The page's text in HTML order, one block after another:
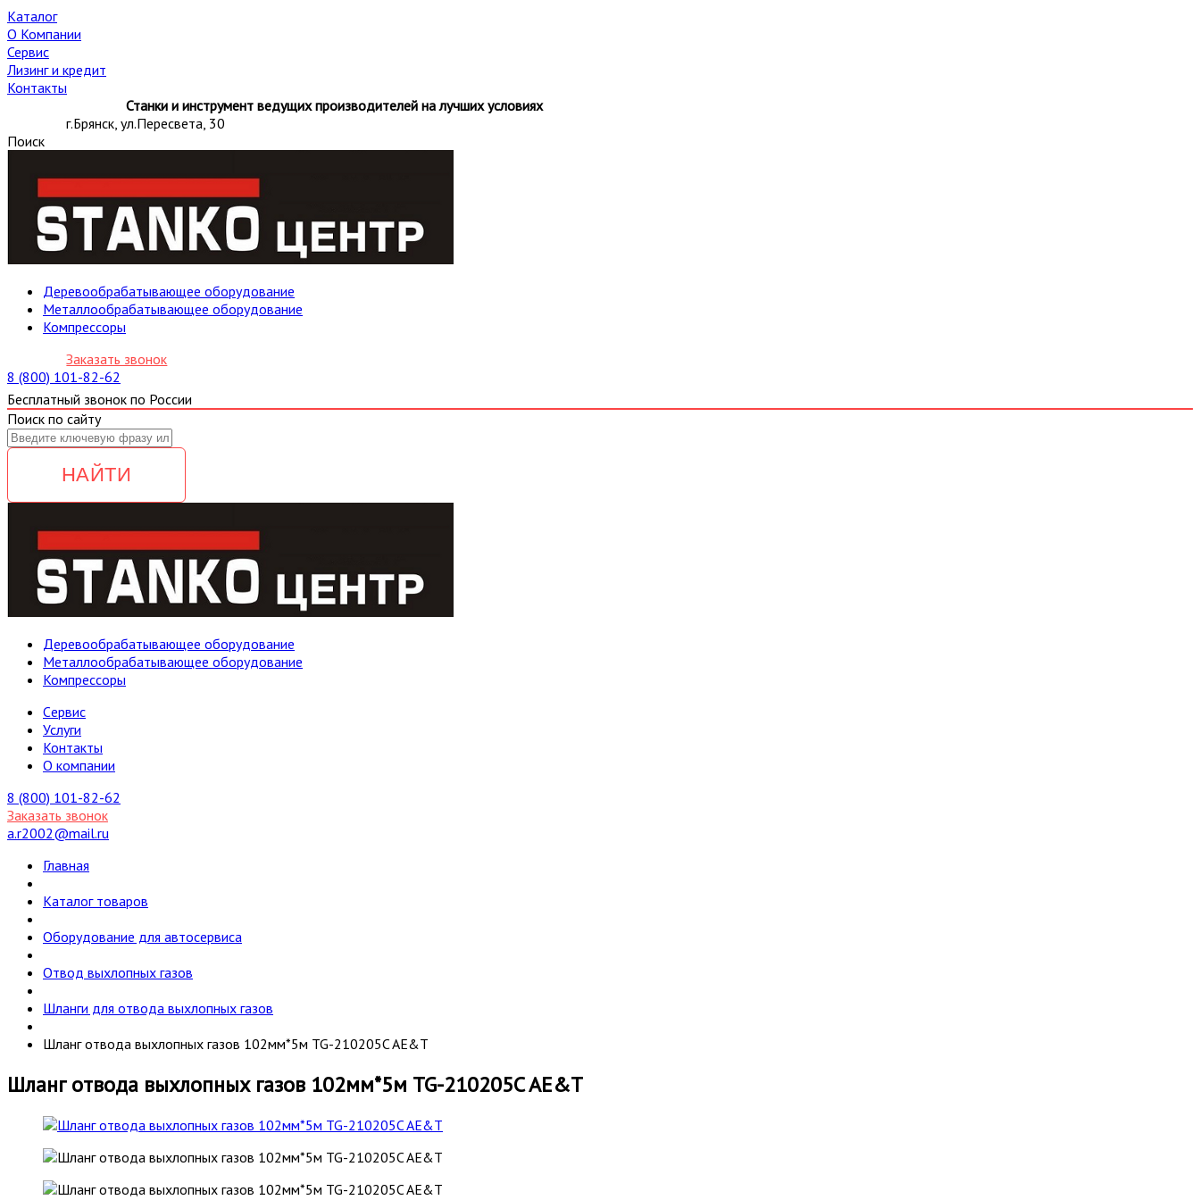
Каталог
О Компании
Сервис
Лизинг и кредит
Контакты
Станки и инструмент ведущих производителей на лучших условиях
г.Брянск, ул.Пересвета, 30
Поиск
Деревообрабатывающее оборудование
Металлообрабатывающее оборудование
Компрессоры
Заказать звонок
8 (800) 101-82-62
Бесплатный звонок по России
Поиск по сайту
НАЙТИ
Деревообрабатывающее оборудование
Металлообрабатывающее оборудование
Компрессоры
Cервис
Услуги
Контакты
О компании
8 (800) 101-82-62
Заказать звонок
a.r2002@mail.ru
Главная
Каталог товаров
Оборудование для автосервиса
Отвод выхлопных газов
Шланги для отвода выхлопных газов
Шланг отвода выхлопных газов 102мм*5м TG-210205C AE&T
Шланг отвода выхлопных газов 102мм*5м TG-210205C AE&T